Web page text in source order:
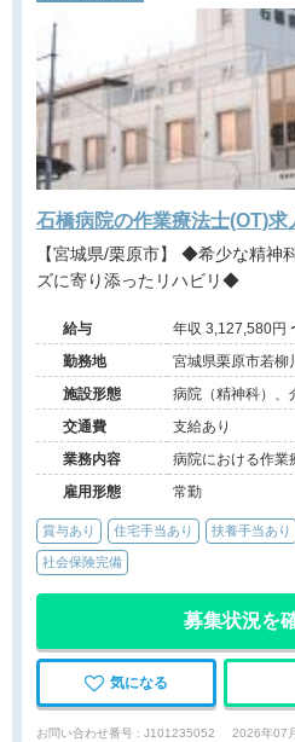
石橋病院の作業療法士(OT)求
【宮城県/栗原市】 ◆希少な精神科領域の求人◆患者様のニー
ズに寄り添ったリハビリ◆
給与
勤務地
宮城県栗原市若柳
施設形態
病院（精神科）、
健施設）
交通費
支給あり
業務内容
病院における作業
雇用形態
常勤
賞与あり 住宅手当あり 扶養手当あり
社会保険完備
募集状況を
気になる
お問い合わせ番号 : J101235052 2026年07